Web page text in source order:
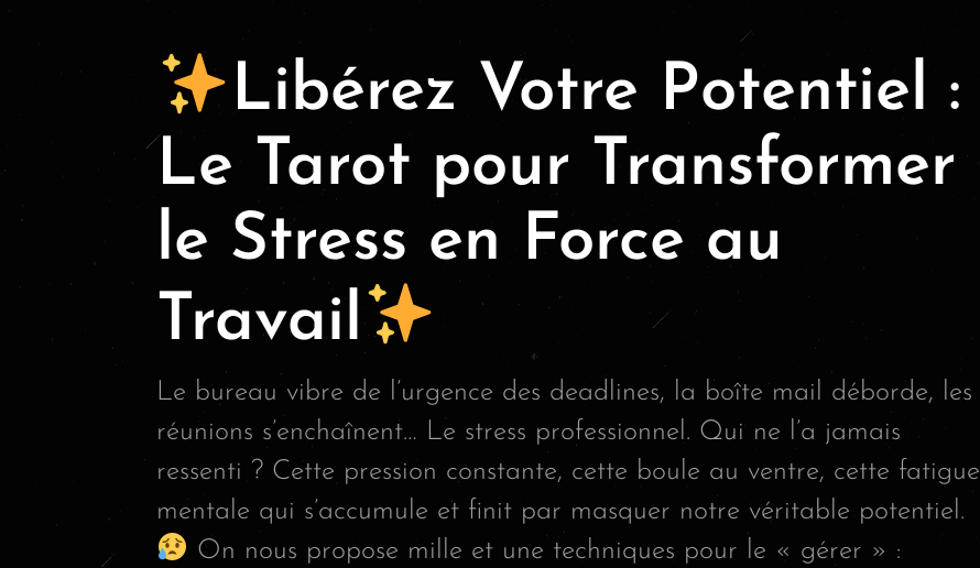
Libérez Votre Potentiel :
Le Tarot pour Transformer
le Stress en Force au
Travail
Le bureau vibre de l’urgence des deadlines, la boîte mail déborde, les
réunions s’enchaînent… Le stress professionnel. Qui ne l’a jamais
ressenti ? Cette pression constante, cette boule au ventre, cette fatigue
mentale qui s’accumule et finit par masquer notre véritable potentiel.
On nous propose mille et une techniques pour le « gérer » :